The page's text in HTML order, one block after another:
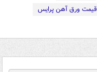
قیمت ورق آهن پرایس